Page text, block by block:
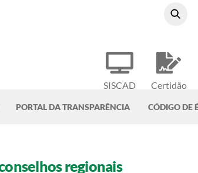
SISCAD
Certidão
PORTAL DA TRANSPARÊNCIA CÓDIGO DE
regionais